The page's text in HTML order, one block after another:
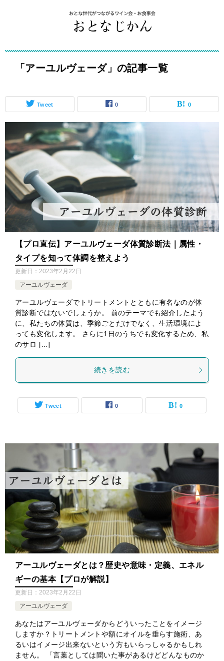
「アーユルヴェーダ」の記事一覧
Tweet 0 0
【プロ直伝】アーユルヴェーダ体質診断法｜属性・
タイプを知って体調を整えよう
更新日： 2023年2月22日
アーユルヴェーダ
アーユルヴェーダでトリートメントとともに有名なのが体
質診断ではないでしょうか。 前のテーマでも紹介したよう
に、私たちの体質は、季節ごとだけでなく、生活環境によ
っても変化します。 さらに1日のうちでも変化するため、私
のサロ […]
続きを読む
Tweet 0 0
アーユルヴェーダとは？歴史や意味・定義、エネル
ギーの基本【プロが解説】
更新日： 2023年2月22日
アーユルヴェーダ
あなたはアーユルヴェーダからどういったことをイメージ
しますか？トリートメントや額にオイルを垂らす施術、あ
るいはイメージ出来ないという方もいらっしゃるかもしれ
ません。 「言葉としては聞いた事があるけどどんなものか